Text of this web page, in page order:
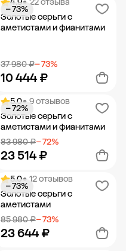
Добавить в корзину
4.9• 22 отзыва
Золотые серьги с
аметистами и фианитами
37 980 ₽− 73%
10 444 ₽
− 73%
Добавить в корзину
5.0• 9 отзывов
Золотые серьги с
аметистами и фианитами
83 980 ₽− 72%
23 514 ₽
− 72%
Добавить в корзину
5.0• 12 отзывов
Золотые серьги с
аметистами
85 980 ₽− 73%
23 644 ₽
− 73%